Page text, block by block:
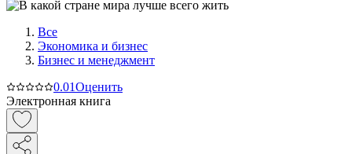
Все
Экономика и бизнес
Бизнес и менеджмент
0.01Оценить
Электронная книга